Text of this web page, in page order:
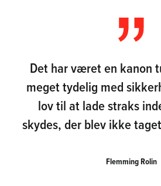
Det har været en kanon
meget tydelig med
lov til at lade straks
skydes, der blev ikke
Flemming Rolin